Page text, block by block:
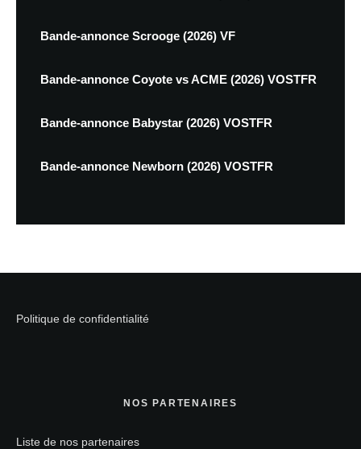
Bande-annonce Scrooge (2026) VF
Bande-annonce Coyote vs ACME (2026) VOSTFR
Bande-annonce Babystar (2026) VOSTFR
Bande-annonce Newborn (2026) VOSTFR
Politique de confidentialité
NOS PARTENAIRES
Liste de nos partenaires